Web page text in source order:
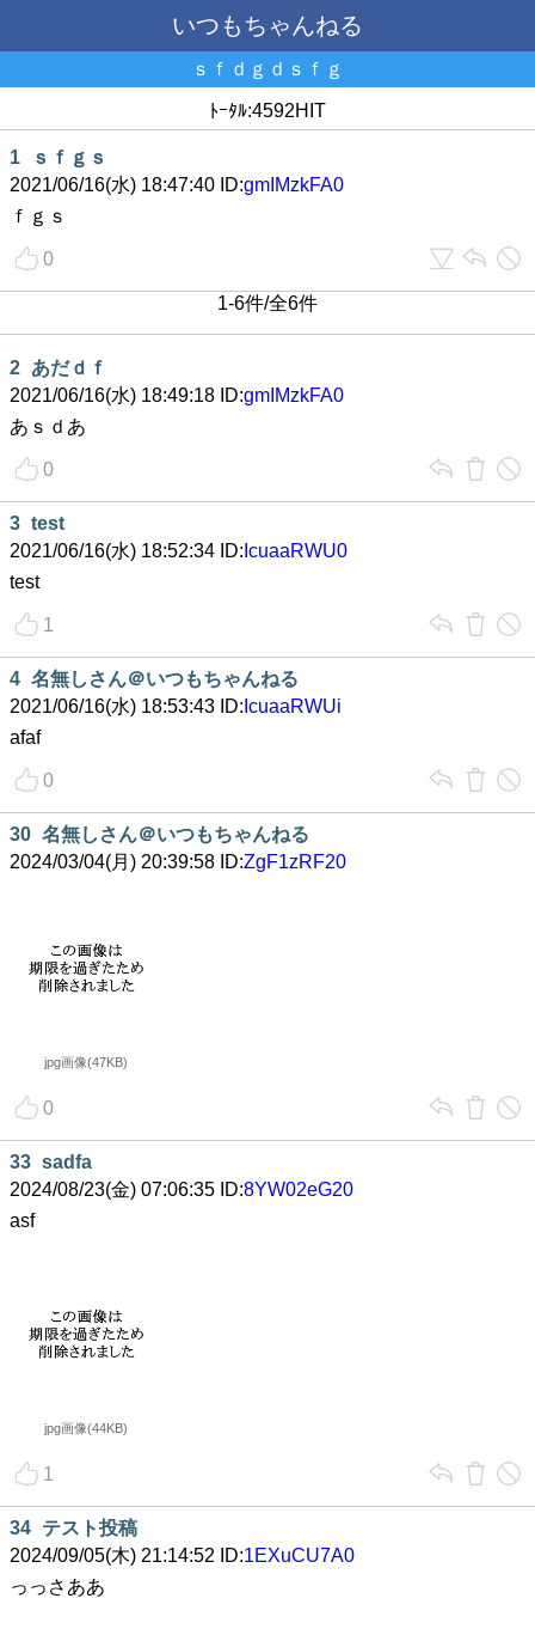
いつもちゃんねる
ｓｆｄｇｄｓｆｇ
ﾄｰﾀﾙ:4592HIT
1
ｓｆｇｓ
2021/06/16(水) 18:47:40 ID:gmIMzkFA0
ｆｇｓ
0
1-6件/全6件
2 あだｄｆ
2021/06/16(水) 18:49:18 ID:gmIMzkFA0
あｓｄあ
0
3 test
2021/06/16(水) 18:52:34 ID: IcuaaRWU0
test
1
4 名無しさん＠いつもちゃんねる
2021/06/16(水) 18:53:43 ID: IcuaaRWUi
afaf
0
30 名無しさん＠いつもちゃんねる
2024/03/04(月) 20:39:58 ID:ZgF1zRF20
jpg画像(47KB)
0
33 sadfa
2024/08/23(金) 07:06:35 ID:8YW02eG20
asf
jpg画像(44KB)
1
34 テスト投稿
2024/09/05(木) 21:14:52 ID:1EXuCU7A0
っっさああ